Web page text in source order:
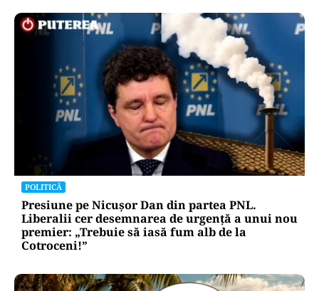
POLITICĂ
Presiune pe Nicușor Dan din partea PNL.
Liberalii cer desemnarea de urgență a unui nou
premier: „Trebuie să iasă fum alb de la
Cotroceni!”